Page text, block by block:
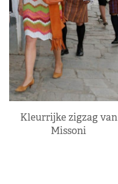
Kleurrijke zigzag van
Missoni